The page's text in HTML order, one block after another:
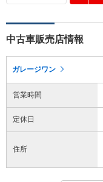
中古車販売店情報
ガレージワン
営業時間
定休日
住所